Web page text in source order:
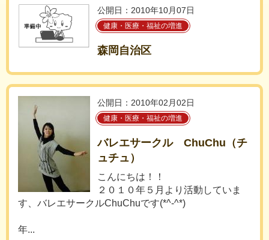
公開日：2010年10月07日
健康・医療・福祉の増進
森岡自治区
公開日：2010年02月02日
健康・医療・福祉の増進
バレエサークル ChuChu（チ
ュチュ）
こんにちは！！
２０１０年５月より活動していま
す、バレエサークルChuChuです(*^-^*)
年...